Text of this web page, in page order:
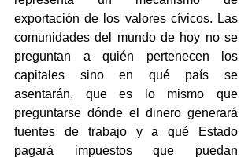
exportación de los valores cívicos. Las
comunidades del mundo de hoy no se
preguntan a quién pertenecen los
capitales sino en qué país se
asentarán, que es lo mismo que
preguntarse dónde el dinero generará
fuentes de trabajo y a qué Estado
pagará impuestos que puedan